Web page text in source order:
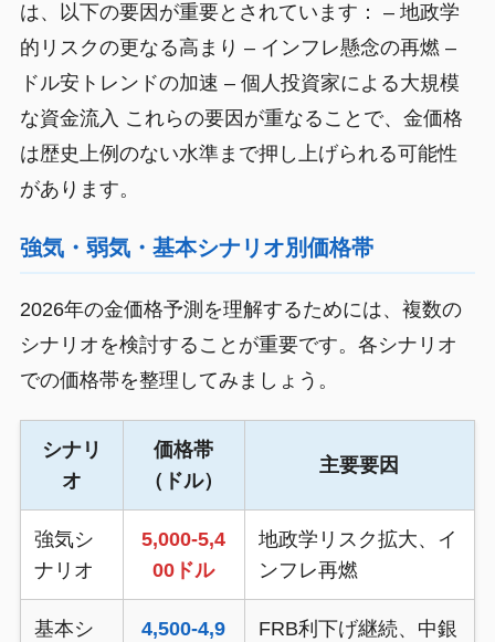
は、以下の要因が重要とされています： – 地政学
的リスクの更なる高まり – インフレ懸念の再燃 –
ドル安トレンドの加速 – 個人投資家による大規模
な資金流入 これらの要因が重なることで、金価格
は歴史上例のない水準まで押し上げられる可能性
があります。
強気・弱気・基本シナリオ別価格帯
2026年の金価格予測を理解するためには、複数の
シナリオを検討することが重要です。各シナリオ
での価格帯を整理してみましょう。
シナリ
オ
価格帯
（ドル）
主要要因
強気シ
ナリオ
5,000-5,4
00ドル
地政学リスク拡大、イ
ンフレ再燃
基本シ
4,500-4,9
FRB利下げ継続、中銀